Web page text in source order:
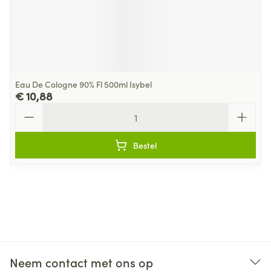
Eau De Cologne 90% Fl 500ml Isybel
€ 10,88
Bestel
Neem contact met ons op